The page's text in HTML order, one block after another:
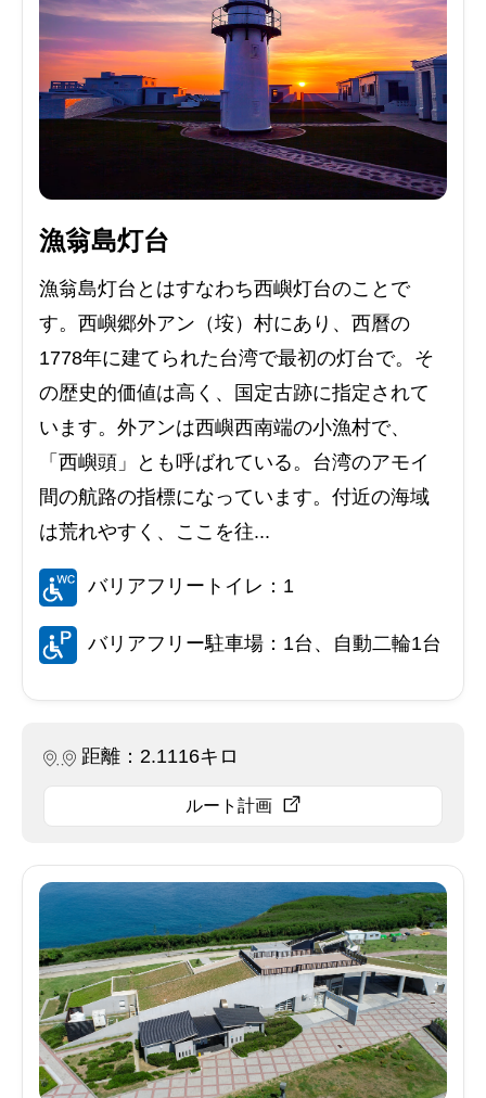
漁翁島灯台
漁翁島灯台とはすなわち西嶼灯台のことで
す。西嶼郷外アン（垵）村にあり、西曆の
1778年に建てられた台湾で最初の灯台で。そ
の歴史的価値は高く、国定古跡に指定されて
います。外アンは西嶼西南端の小漁村で、
「西嶼頭」とも呼ばれている。台湾のアモイ
間の航路の指標になっています。付近の海域
は荒れやすく、ここを往...
バリアフリートイレ：1
バリアフリー駐車場：1台、自動二輪1台
距離：2.1116キロ
ルート計画